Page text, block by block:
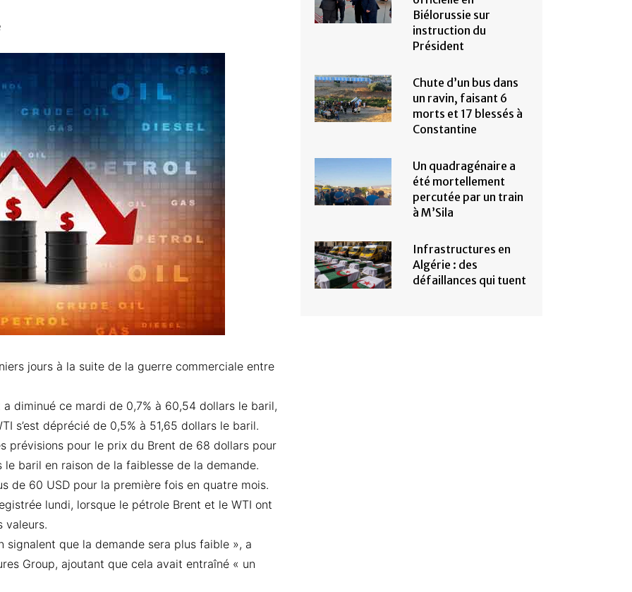
jours à la suite de la guerre commerciale entre
diminué ce mardi de 0,7% à 60,54 dollars le baril,
s’est déprécié de 0,5% à 51,65 dollars le baril.
prévisions pour le prix du Brent de 68 dollars pour
baril en raison de la faiblesse de la demande.
de 60 USD pour la première fois en quatre mois.
lundi, lorsque le pétrole Brent et le WTI ont
valeurs.
signalent que la demande sera plus faible », a
Group, ajoutant que cela avait entraîné « un
Biélorussie sur
instruction du
Président
Chute d’un bus dans
un ravin, faisant 6
morts et 17 blessés à
Constantine
Un quadragénaire a
été mortellement
percutée par un train
à M’Sila
Infrastructures en
Algérie : des
défaillances qui tuent